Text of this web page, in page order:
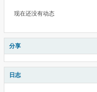
现在还没有动态
分享
日志